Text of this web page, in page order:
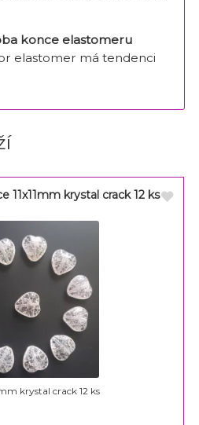
konce elastomeru
elastomer má tendenci
11x11mm krystal crack 12 ks
krystal crack 12 ks